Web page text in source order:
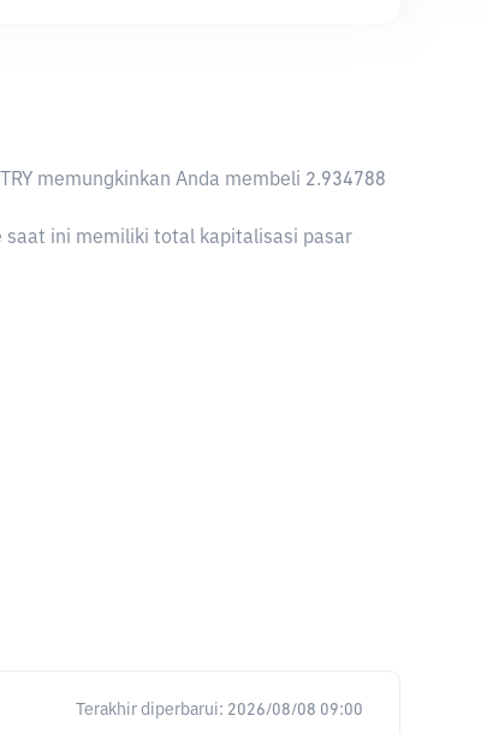
memungkinkan Anda membeli 2.934788
saat ini memiliki total kapitalisasi pasar
Terakhir diperbarui: 2026/08/08 09:00